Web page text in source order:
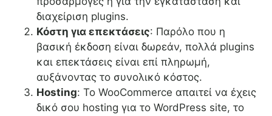
διαχείριση plugins.
Κόστη για επεκτάσεις: Παρόλο που η
βασική έκδοση είναι δωρεάν, πολλά plugins
και επεκτάσεις είναι επί πληρωμή,
αυξάνοντας το συνολικό κόστος.
Hosting: Το WooCommerce απαιτεί να έχεις
δικό σου hosting για το WordPress site, το